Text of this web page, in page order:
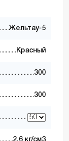
Жельтау-5
Красный
300
300
2.6 кг/см3